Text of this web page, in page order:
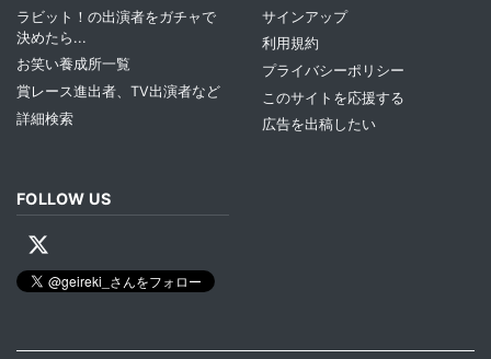
ラビット！の出演者をガチャで
決めたら...
お笑い養成所一覧
賞レース進出者、TV出演者など
詳細検索
サインアップ
利用規約
プライバシーポリシー
このサイトを応援する
広告を出稿したい
FOLLOW US